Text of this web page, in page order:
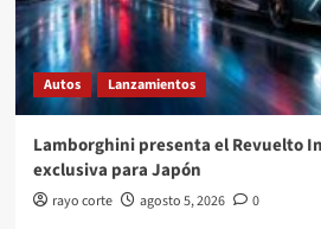
Autos Lanzamientos
Lamborghini presenta el Revuelto
exclusiva para Japón
rayo corte agosto 5, 2026 0